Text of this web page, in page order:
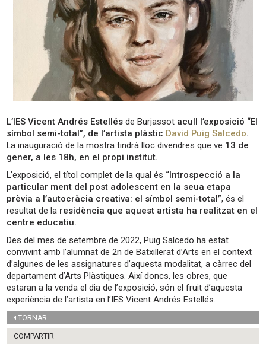
L’IES Vicent Andrés Estellés de Burjassot acull l’exposició “El
símbol semi-total”, de l’artista plàstic David Puig Salcedo.
La inauguració de la mostra tindrà lloc divendres que ve 13 de
gener, a les 18h, en el propi institut.
L’exposició, el títol complet de la qual és “Introspecció a la
particular ment del post adolescent en la seua etapa
prèvia a l’autocràcia creativa: el símbol semi-total”, és el
resultat de la residència que aquest artista ha realitzat en el
centre educatiu.
Des del mes de setembre de 2022, Puig Salcedo ha estat
convivint amb l’alumnat de 2n de Batxillerat d’Arts en el context
d’algunes de les assignatures d’aquesta modalitat, a càrrec del
departament d’Arts Plàstiques. Així doncs, les obres, que
estaran a la venda el dia de l’exposició, són el fruit d’aquesta
experiència de l’artista en l’IES Vicent Andrés Estellés.
TORNAR
COMPARTIR